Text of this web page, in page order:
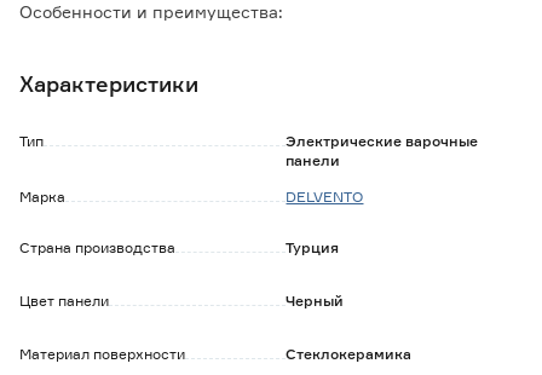
Особенности и преимущества:
попадания влаги на поверхность;
благодаря отсутствию выступающих элементов за
- индикаторы остаточного тепла позволяют понять, когда
Характеристики
Тип
Электрические варочные
панели
Марка
DELVENTO
Страна производства Турция
Цвет панели Черный
Материал поверхности Стеклокерамика